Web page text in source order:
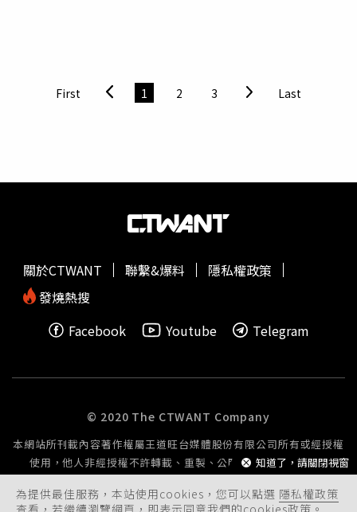
粉絲敲碗他後續的精彩演出。
性的專業，在情緒衝突中提供另一種觀看案件的角度。過去
曾飾演過法務助理和實習律師的禾浩辰，首次挑戰演檢察官
法工作者的環境及言行。禾浩辰表示，雖然劇組有不少合作
此反而需要刻意營造陌生感，對自己而言是一個有趣的挑
戰。他也期待觀眾能看見角色隨著案件推進產生的變化與成
台提供）徐鈞浩先前曾在專訪時說過想要演出律師，這次終
於如願，他也開玩笑地說：「許願的時候沒有講清楚，要用
說！」雖然壓力不小，仍認真練習台語，以台文拼音來背台
辯護律師，她提到角色的轉變也是一種成長，更加地內斂、
全新角色組合，她在看劇本時對於角色有
些想像，當看見演員結合角色又是另一全新感受，十分的期
待接下來拍攝所碰撞出的火花。劇中飾演犯罪心理學專家的
吳子霏，接到這個角色是既興奮又害怕，因為生長背景的關
係，台語是比較容易消化的，最難的反而是如何在律政劇中
First 1 2 3 Last
為提供最佳服務，本站使用cookies，您可以點選 隱私權政策
查看，若繼續瀏覽網頁，即表示同意我們的cookies政策。
知道了，請關閉視窗
關於CTWANT 聯繫&爆料
隱私權政策
發燒熱搜
Facebook
Youtube Telegram
© 2020 The CTWANT Company
本網站所刊載內容著作權屬王道旺台媒體股份有限公司所有或經授權
使用，他人非經授權不許轉載、重製、公開播送或公開傳輸。